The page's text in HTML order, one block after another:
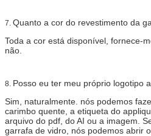
7. Quanto a cor do revestimento da
Toda a cor está disponível, fornece-
não.
8. Posso eu ter meu próprio logotipo
Sim, naturalmente. nós podemos
carimbo quente, a etiqueta do
arquivo do pdf, do AI ou a imagem.
garrafa de vidro, nós podemos abrir